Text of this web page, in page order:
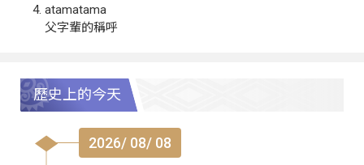
atamatama
父字輩的稱呼
歷史上的今天
2026/ 08/ 08